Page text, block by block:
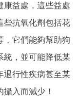
康益處，這些益處
些抗氧化劑包括花
，它們能夠幫助狗
統，並可能降低某
退行性疾病甚至某
入而減少！